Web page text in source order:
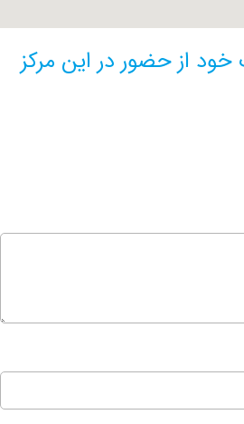
حضور در این مرکز